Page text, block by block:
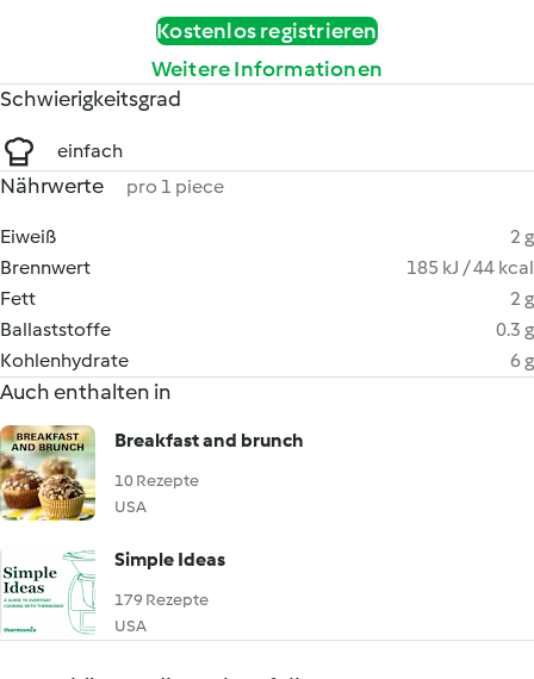
Kostenlos registrieren
Weitere Informationen
Schwierigkeitsgrad
einfach
Nährwerte pro 1 piece
Eiweiß
2 g
Brennwert
185 kJ / 44 kcal
Fett
2 g
Ballaststoffe
0.3 g
Kohlenhydrate
6 g
Auch enthalten in
Breakfast and brunch
10 Rezepte
USA
Simple Ideas
179 Rezepte
USA